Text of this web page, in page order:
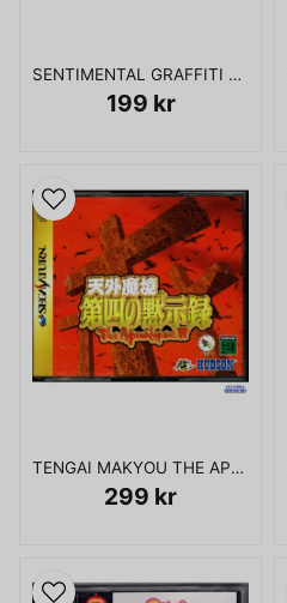
SENTIMENTAL GRAFFITI SATURN JAPANSK
199 kr
TENGAI MAKYOU THE APOCALYPSE IV SATURN JAPANSK
299 kr